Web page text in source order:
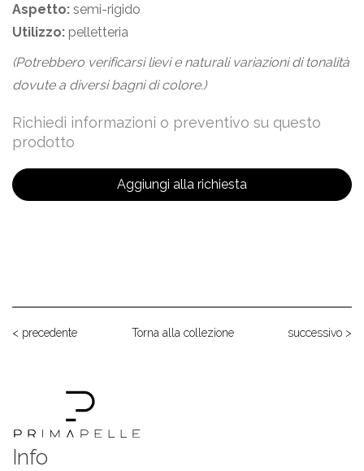
Aspetto: semi-rigido
Utilizzo: pelletteria
(Potrebbero verificarsi lievi e naturali variazioni di tonalità
dovute a diversi bagni di colore.)
Richiedi informazioni o preventivo su questo
prodotto
Aggiungi alla richiesta
< precedente Torna alla collezione successivo >
Info